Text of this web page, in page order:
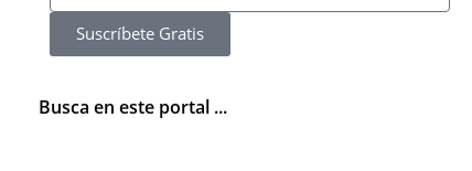
Suscríbete Gratis
Busca en este portal ...